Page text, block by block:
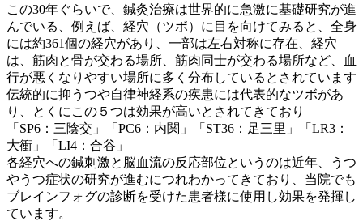
この30年ぐらいで、鍼灸治療は世界的に急激に基礎研究が進
んでいる、例えば、経穴（ツボ）に目を向けてみると、全身
には約361個の経穴があり、一部は左右対称に存在、経穴
は、筋肉と骨が交わる場所、筋肉同士が交わる場所など、血
行が悪くなりやすい場所に多く分布しているとされています
伝統的に抑うつや自律神経系の疾患には代表的なツボがあ
り、とくにこの５つは効果が高いとされてきており
「SP6：三陰交」「PC6：内関」「ST36：足三里」「LR3：
大衝」「LI4：合谷」
各経穴への鍼刺激と脳血流の反応部位というのは近年、うつ
やうつ症状の研究が進むにつれわかってきており、当院でも
ブレインフォグの診断を受けた患者様に使用し効果を発揮し
ています。